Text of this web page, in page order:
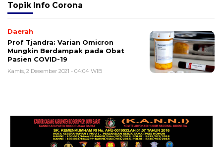
Topik Info Corona
Daerah
Prof Tjandra: Varian Omicron
Mungkin Berdampak pada Obat
Pasien COVID-19
Kamis, 2 Desember 2021 - 04:04 WIB